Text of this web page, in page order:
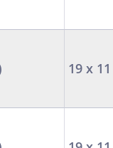
19 x